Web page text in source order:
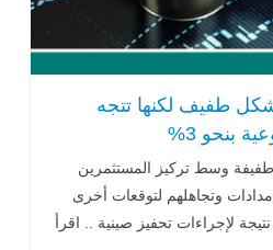
طفيف لكنها تتجه
بنحو 3%
وسط تركيز المستثمرين
وتجاهلهم لتوقعات أخرى
لإجراءات تحفيز صينية .. اقرأ